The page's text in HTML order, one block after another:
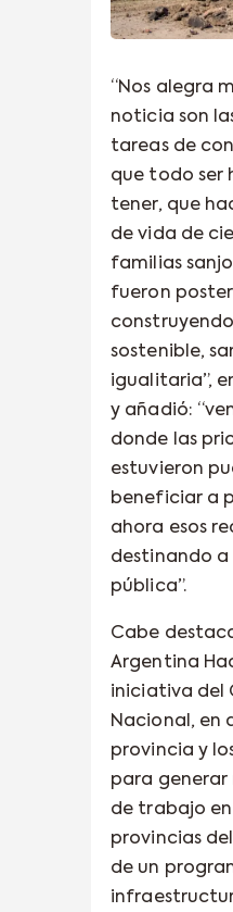
“Nos alegra
noticia son
tareas de
que todo ser
tener, que
de vida de
familias
fueron
sostenible,
igualitaria”,
y añadió:
donde las
estuvieron
beneficiar a
ahora esos
destinando a
pública”.
Cabe
Argentina
iniciativa del
Nacional, en
provincia y
para generar
de trabajo
provincias
de un